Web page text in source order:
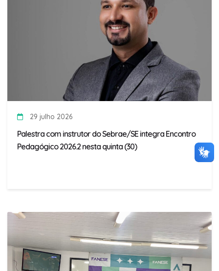
29 julho 2026
Palestra com instrutor do Sebrae/SE integra Encontro
Pedagógico 2026.2 nesta quinta (30)